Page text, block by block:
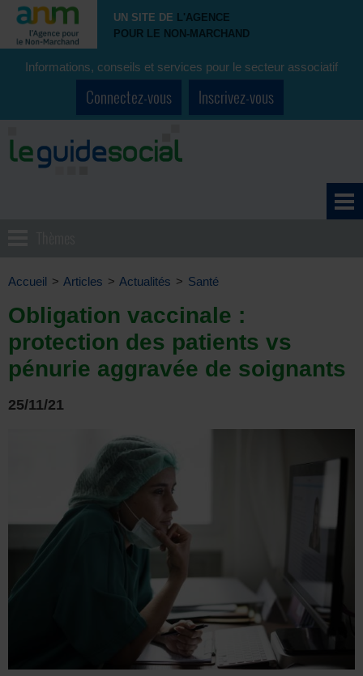
UN SITE DE L'AGENCE
POUR LE NON-MARCHAND
Informations, conseils et services pour le secteur associatif
Connectez-vous Inscrivez-vous
Accueil > Articles > Actualités > Santé
Obligation vaccinale :
protection des patients vs
pénurie aggravée de soignants
25/11/21